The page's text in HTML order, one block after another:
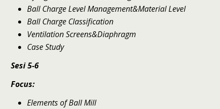
Ball Charge Level Management&Material Level
Ball Charge Classification
Ventilation Screens&Diaphragm
Case Study
Sesi 5-6
Focus:
Elements of Ball Mill